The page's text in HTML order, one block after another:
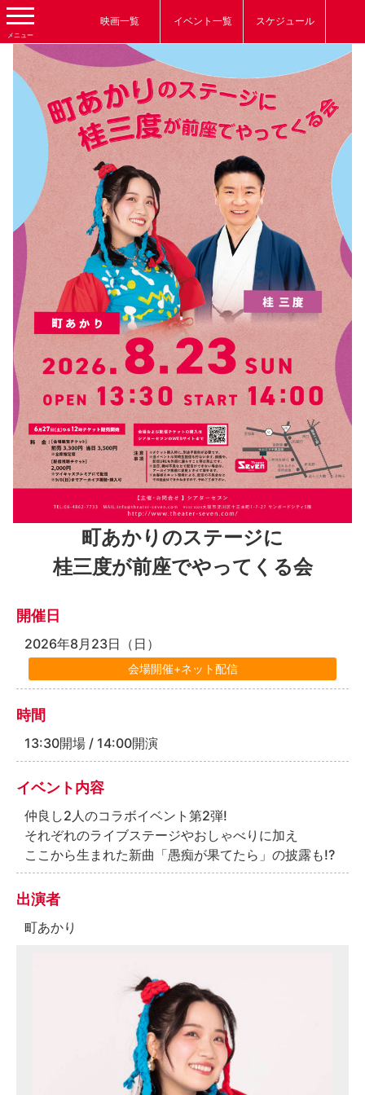
メニュー
映画一覧 イベント一覧 スケジュール
町あかりのステージに
桂三度が前座でやってくる会
開催日
2026年8月23日（日）
時間
13:30開場 / 14:00開演
イベント内容
仲良し2人のコラボイベント第2弾!
それぞれのライブステージやおしゃべりに加え
ここから生まれた新曲「愚痴が果てたら」の披露も!?
出演者
町あかり